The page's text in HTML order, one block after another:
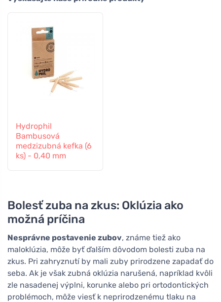
Hydrophil
Bambusová
medzizubná kefka (6
ks) - 0,40 mm
Bolesť zuba na zkus: Oklúzia ako
možná príčina
Nesprávne postavenie zubov, známe tiež ako
maloklúzia, môže byť ďalším dôvodom bolesti zuba na
zkus. Pri zahryznutí by mali zuby prirodzene zapadať do
seba. Ak je však zubná oklúzia narušená, napríklad kvôli
zle nasadenej výplni, korunke alebo pri ortodontických
problémoch, môže viesť k neprirodzenému tlaku na